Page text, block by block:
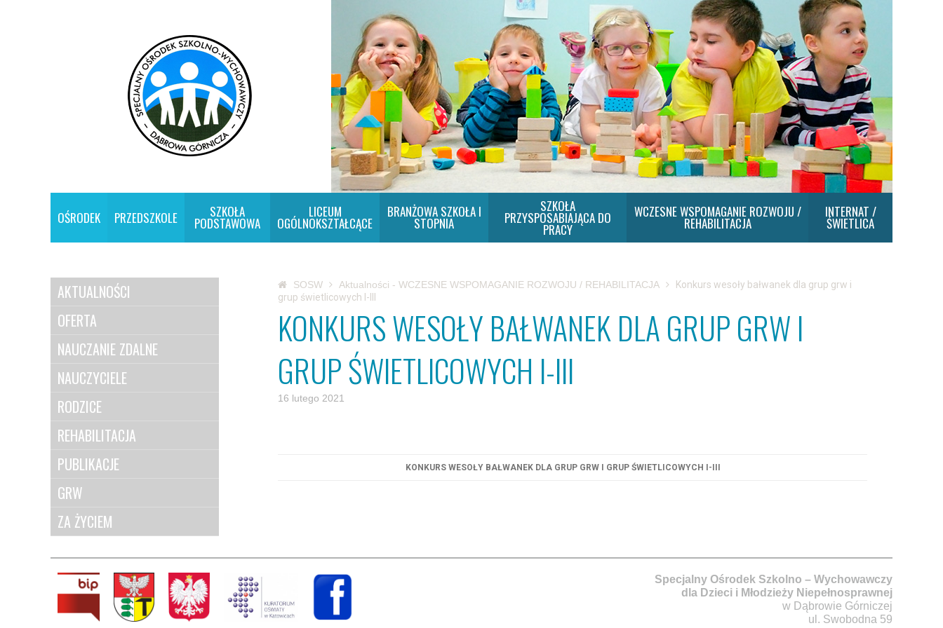
OŚRODEK PRZEDSZKOLE SZKOŁA
PODSTAWOWA
LICEUM
OGÓLNOKSZTAŁCĄCE
BRANŻOWA SZKOŁA I
STOPNIA
SZKOŁA
PRZYSPOSABIAJĄCA DO
PRACY
WCZESNE WSPOMAGANIE ROZWOJU /
REHABILITACJA
INTERNAT /
ŚWIETLICA
AKTUALNOŚCI
OFERTA
NAUCZANIE ZDALNE
NAUCZYCIELE
RODZICE
REHABILITACJA
PUBLIKACJE
GRW
ZA ŻYCIEM
SOSW Aktualności - WCZESNE WSPOMAGANIE ROZWOJU / REHABILITACJA
Konkurs wesoły bałwanek dla grup grw i
grup świetlicowych I-III
KONKURS WESOŁY BAŁWANEK DLA GRUP GRW I
GRUP ŚWIETLICOWYCH I-III
16 lutego 2021
KONKURS WESOŁY BAŁWANEK DLA GRUP GRW I GRUP ŚWIETLICOWYCH I-III
Specjalny Ośrodek Szkolno – Wychowawczy
dla Dzieci i Młodzieży Niepełnosprawnej
w Dąbrowie Górniczej
ul. Swobodna 59